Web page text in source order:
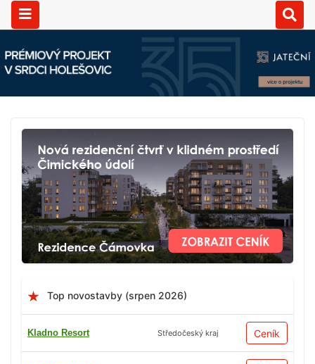
Top novostavby (srpen 2026)
Kladno Resort Středočeský kraj Ceník